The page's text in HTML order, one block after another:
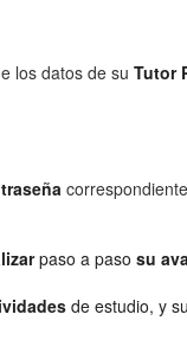
los datos de su Tutor
paso a paso su
de estudio, y